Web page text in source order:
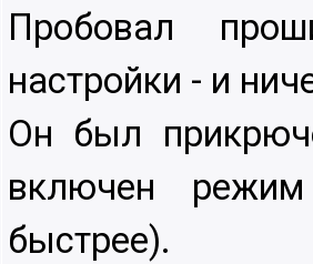
Пробовал
настройки - и
Он был
включен
быстрее).